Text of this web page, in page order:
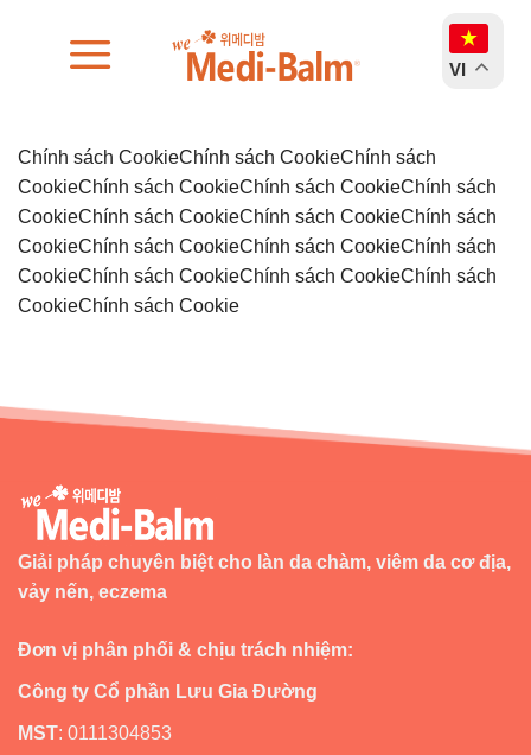
VI
Chính sách CookieChính sách CookieChính sách
CookieChính sách CookieChính sách CookieChính sách
CookieChính sách CookieChính sách CookieChính sách
CookieChính sách CookieChính sách CookieChính sách
CookieChính sách CookieChính sách CookieChính sách
CookieChính sách Cookie
Giải pháp chuyên biệt cho làn da chàm, viêm da cơ địa,
vảy nến, eczema
Đơn vị phân phối & chịu trách nhiệm:
Công ty Cổ phần Lưu Gia Đường
MST: 0111304853